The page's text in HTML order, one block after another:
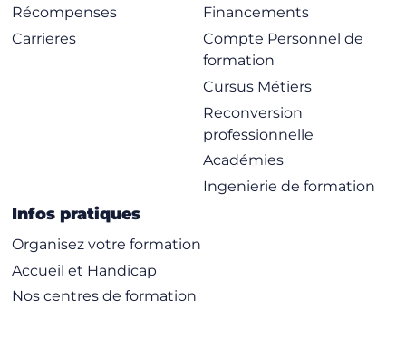
Récompenses
Carrieres
Financements
Compte Personnel de
formation
Cursus Métiers
Reconversion
professionnelle
Académies
Ingenierie de formation
Infos pratiques
Organisez votre formation
Accueil et Handicap
Nos centres de formation